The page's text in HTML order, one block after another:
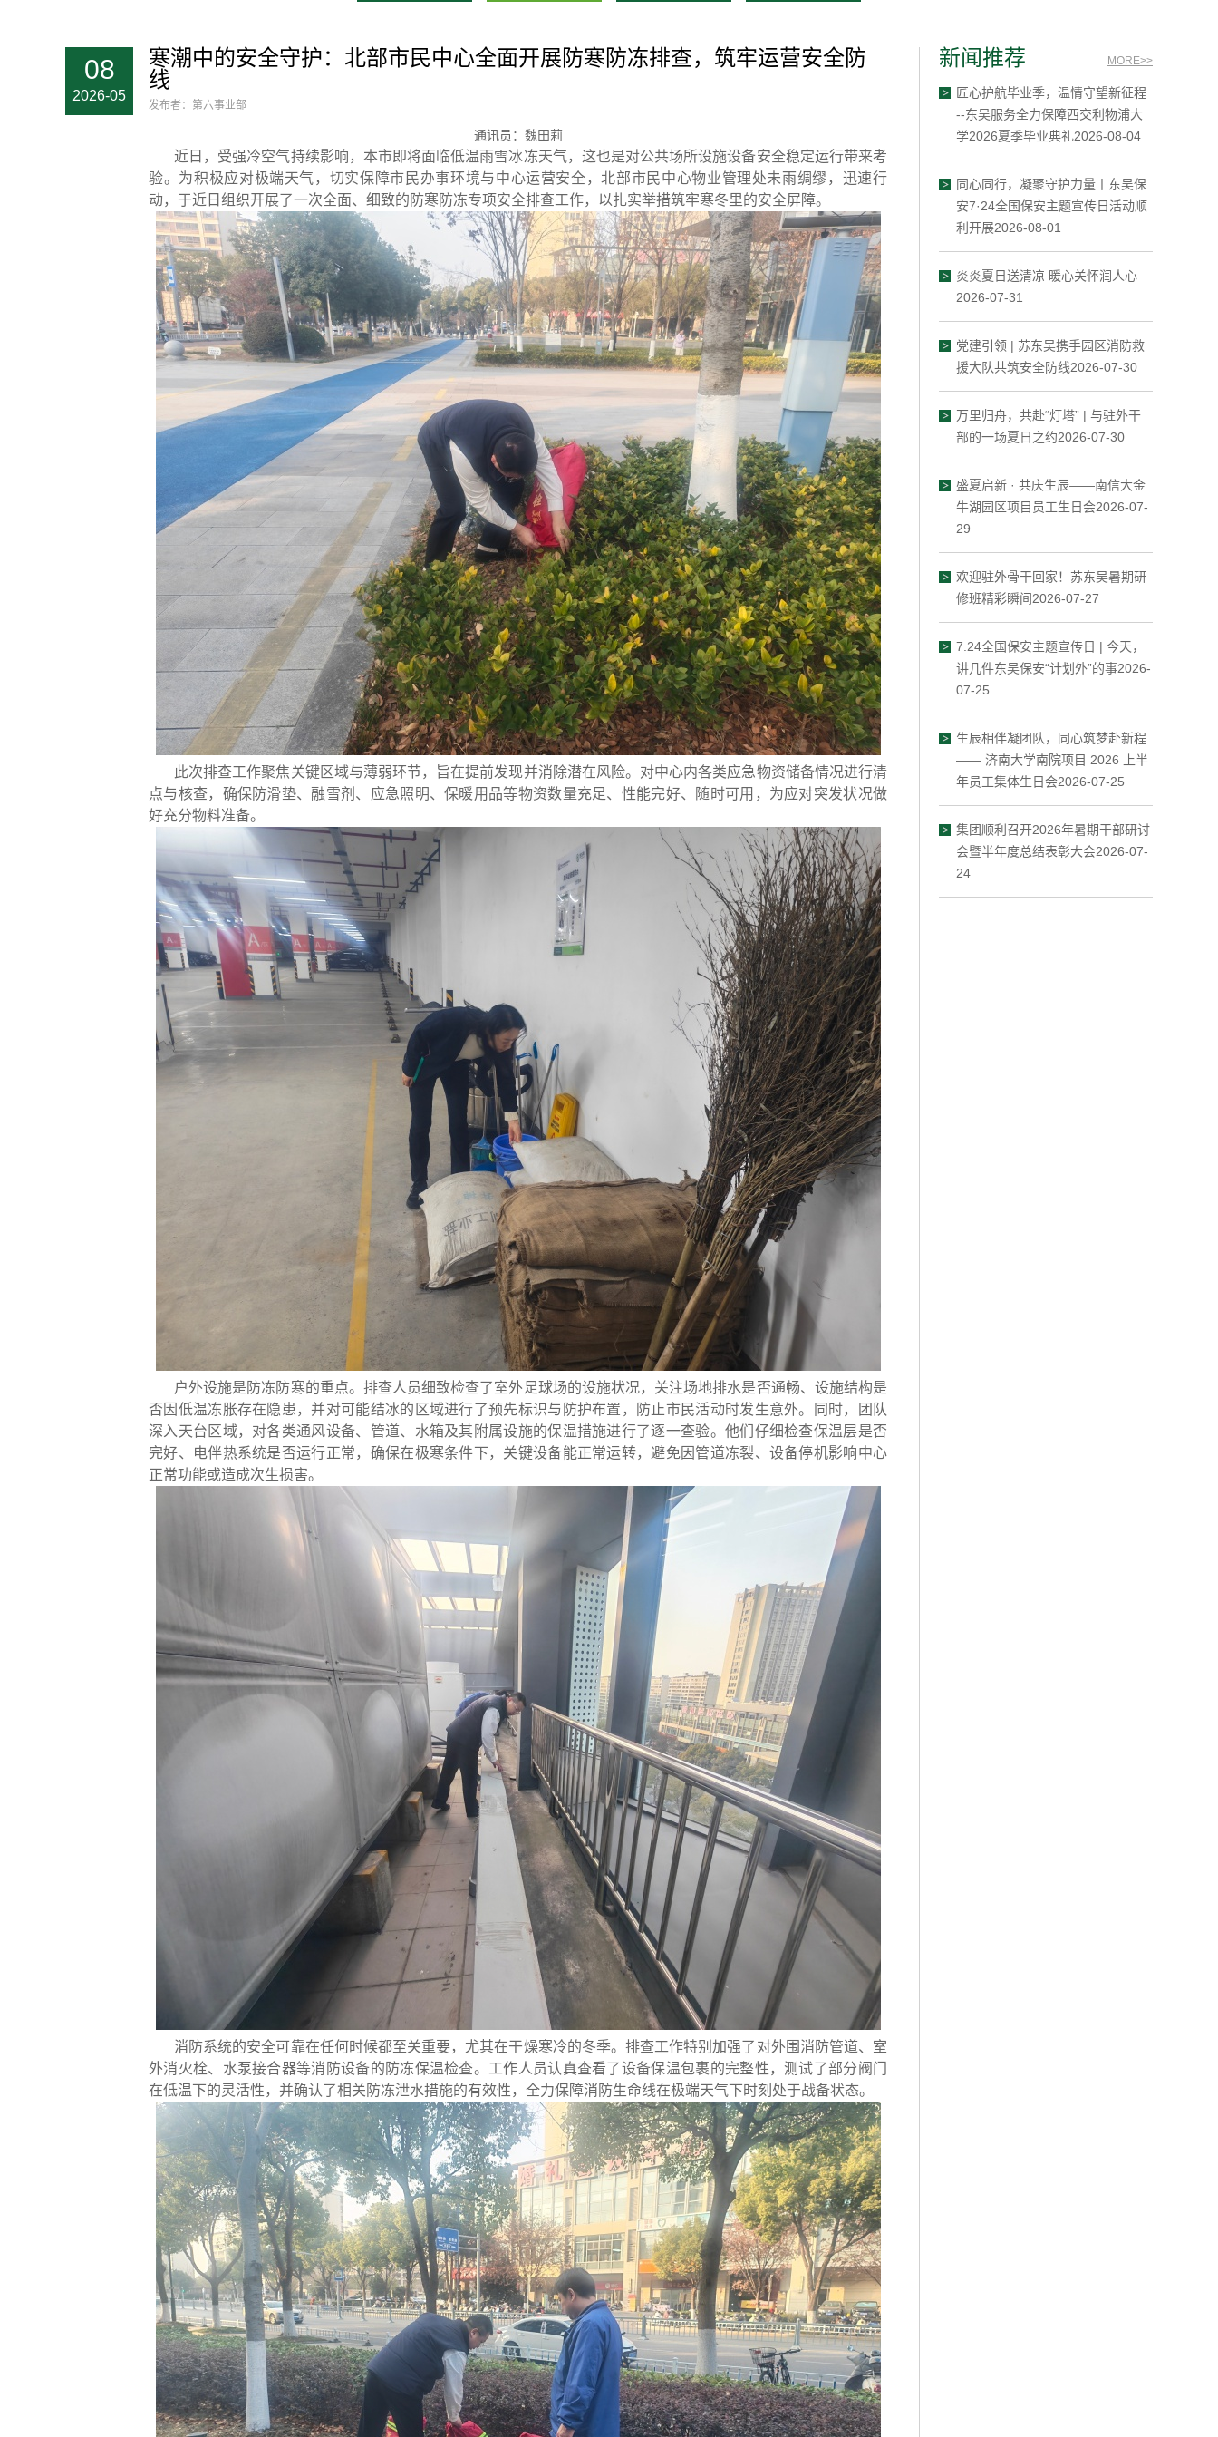
08
2026-05
寒潮中的安全守护：北部市民中心全面开展防寒防冻排查，筑牢运营安全防
线
发布者：第六事业部
通讯员：魏田莉
近日，受强冷空气持续影响，本市即将面临低温雨雪冰冻天气，这也是对公共场所设施设备安全稳定运行带来考
验。为积极应对极端天气，切实保障市民办事环境与中心运营安全，北部市民中心物业管理处未雨绸缪，迅速行
动，于近日组织开展了一次全面、细致的防寒防冻专项安全排查工作，以扎实举措筑牢寒冬里的安全屏障。
此次排查工作聚焦关键区域与薄弱环节，旨在提前发现并消除潜在风险。对中心内各类应急物资储备情况进行清
点与核查，确保防滑垫、融雪剂、应急照明、保暖用品等物资数量充足、性能完好、随时可用，为应对突发状况做
好充分物料准备。
户外设施是防冻防寒的重点。排查人员细致检查了室外足球场的设施状况，关注场地排水是否通畅、设施结构是
否因低温冻胀存在隐患，并对可能结冰的区域进行了预先标识与防护布置，防止市民活动时发生意外。同时，团队
深入天台区域，对各类通风设备、管道、水箱及其附属设施的保温措施进行了逐一查验。他们仔细检查保温层是否
完好、电伴热系统是否运行正常，确保在极寒条件下，关键设备能正常运转，避免因管道冻裂、设备停机影响中心
正常功能或造成次生损害。
消防系统的安全可靠在任何时候都至关重要，尤其在干燥寒冷的冬季。排查工作特别加强了对外围消防管道、室
外消火栓、水泵接合器等消防设备的防冻保温检查。工作人员认真查看了设备保温包裹的完整性，测试了部分阀门
在低温下的灵活性，并确认了相关防冻泄水措施的有效性，全力保障消防生命线在极端天气下时刻处于战备状态。
新闻推荐 MORE>>
匠心护航毕业季，温情守望新征程
--东吴服务全力保障西交利物浦大
学2026夏季毕业典礼2026-08-04
同心同行，凝聚守护力量丨东吴保
安7·24全国保安主题宣传日活动顺
利开展2026-08-01
炎炎夏日送清凉 暖心关怀润人心
2026-07-31
党建引领 | 苏东吴携手园区消防救
援大队共筑安全防线2026-07-30
万里归舟，共赴“灯塔” | 与驻外干
部的一场夏日之约2026-07-30
盛夏启新 · 共庆生辰——南信大金
牛湖园区项目员工生日会2026-07-
29
欢迎驻外骨干回家！苏东吴暑期研
修班精彩瞬间2026-07-27
7.24全国保安主题宣传日 | 今天，
讲几件东吴保安“计划外”的事2026-
07-25
生辰相伴凝团队，同心筑梦赴新程
—— 济南大学南院项目 2026 上半
年员工集体生日会2026-07-25
集团顺利召开2026年暑期干部研讨
会暨半年度总结表彰大会2026-07-
24